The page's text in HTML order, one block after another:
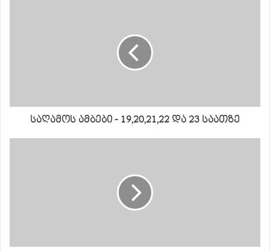
საღამოს ამბები - 19,20,21,22 და 23 საათზე